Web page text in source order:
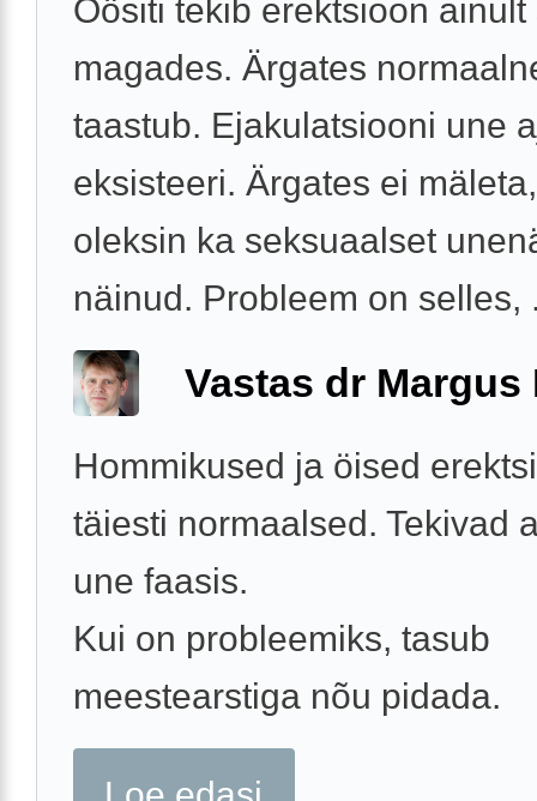
Öösiti tekib erektsioon ainult
magades. Ärgates
taastub. Ejakulatsiooni une
eksisteeri. Ärgates ei
oleksin ka seksuaalset
näinud. Probleem on selles,
Vastas dr Margus
Hommikused ja öised
täiesti normaalsed. Tekivad
une faasis.
Kui on probleemiks, tasub
meestearstiga nõu pidada.